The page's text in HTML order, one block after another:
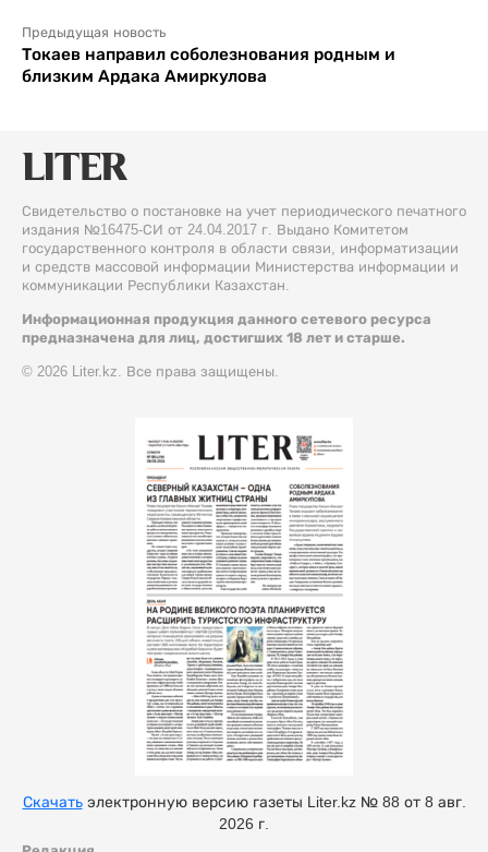
Предыдущая новость
Токаев направил соболезнования родным и
близким Ардака Амиркулова
Свидетельство о постановке на учет периодического печатного
издания №16475-СИ от 24.04.2017 г. Выдано Комитетом
государственного контроля в области связи, информатизации
и средств массовой информации Министерства информации и
коммуникации Республики Казахстан.
Информационная продукция данного сетевого ресурса
предназначена для лиц, достигших 18 лет и старше.
© 2026 Liter.kz. Все права защищены.
Скачатьэлектронную версию газеты Liter.kz № 88 от 8 авг.
2026 г.